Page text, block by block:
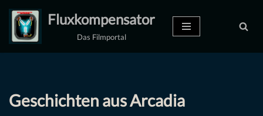
Zum
Inhalt
Fluxkompensator
Das Filmportal
Geschichten aus Arcadia